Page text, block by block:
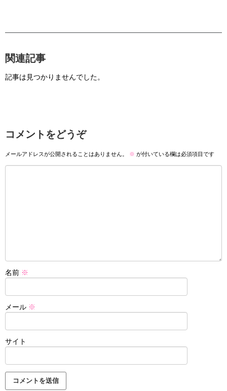
関連記事
記事は見つかりませんでした。
コメントをどうぞ
メールアドレスが公開されることはありません。 ※ が付いている欄は必須項目です
名前 ※
メール ※
サイト